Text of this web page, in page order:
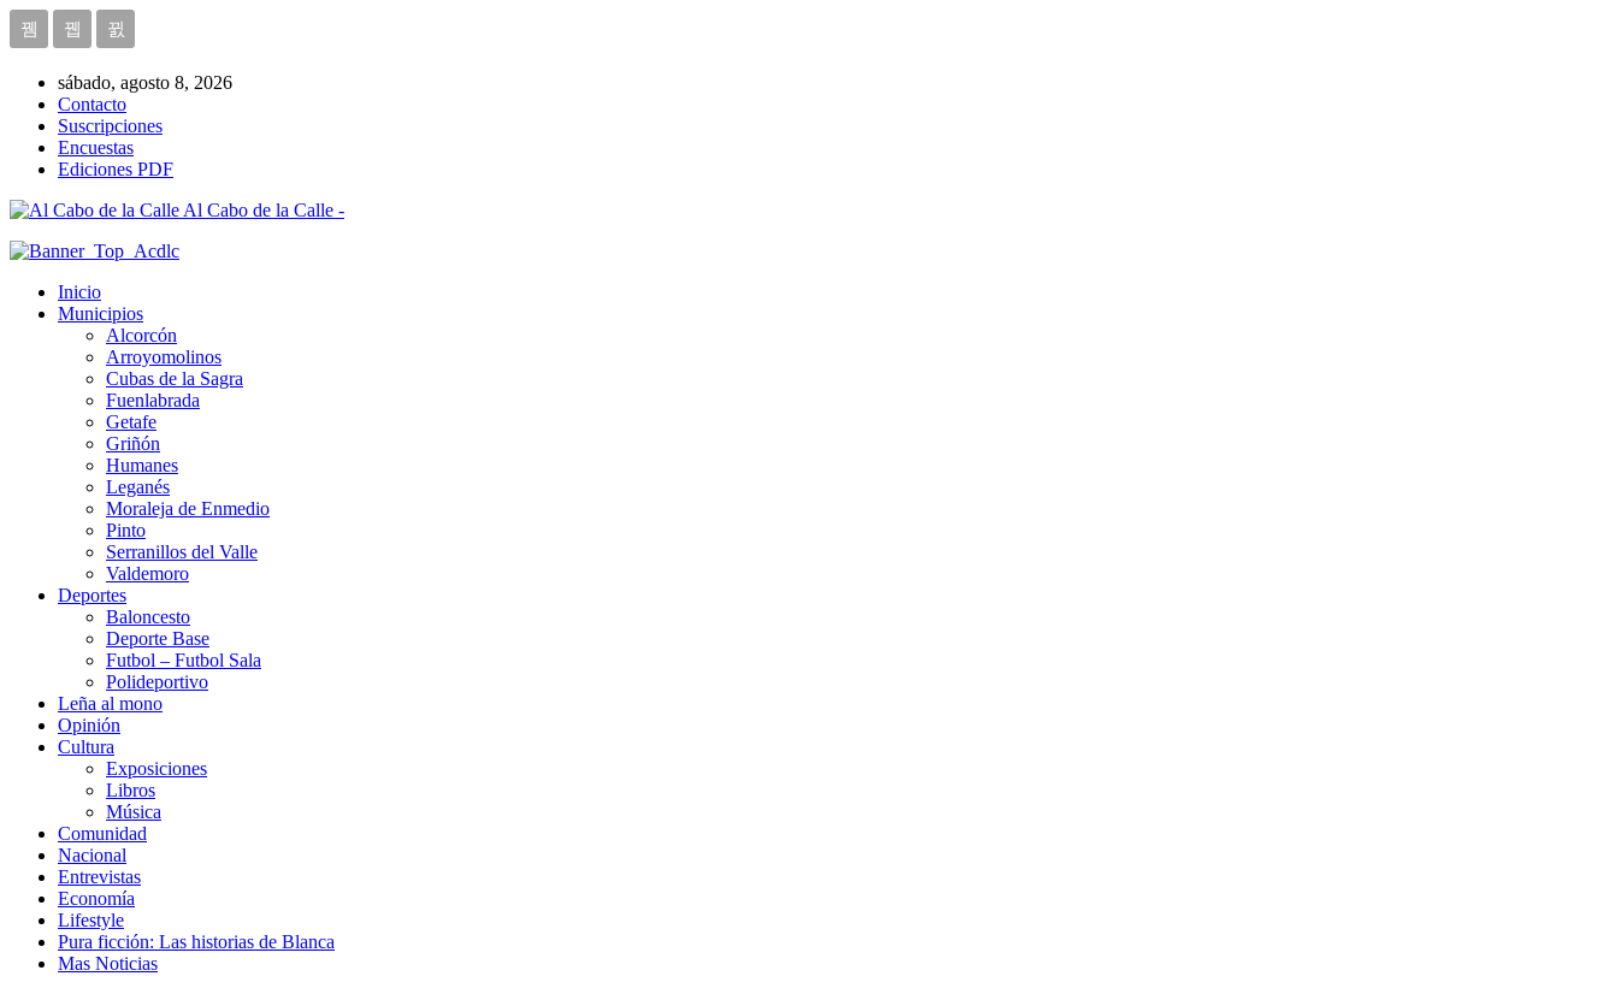
sábado, agosto 8, 2026
Contacto
Suscripciones
Encuestas
Ediciones PDF
Al Cabo de la Calle -
Inicio
Municipios
Alcorcón
Arroyomolinos
Cubas de la Sagra
Fuenlabrada
Getafe
Griñón
Humanes
Leganés
Moraleja de Enmedio
Pinto
Serranillos del Valle
Valdemoro
Deportes
Baloncesto
Deporte Base
Futbol – Futbol Sala
Polideportivo
Leña al mono
Opinión
Cultura
Exposiciones
Libros
Música
Comunidad
Nacional
Entrevistas
Economía
Lifestyle
Pura ficción: Las historias de Blanca
Mas Noticias